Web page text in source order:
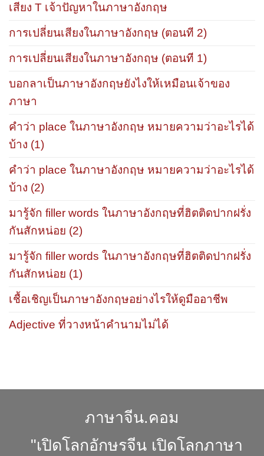
เสียง T เจ้าปัญหาในภาษาอังกฤษ
การเปลี่ยนเสียงในภาษาอังกฤษ (ตอนที 2)
การเปลี่ยนเสียงในภาษาอังกฤษ (ตอนที 1)
บอกลาเป็นภาษาอังกฤษยังไงให้เหมือนเจ้าของ
ภาษา
คำว่า place ในภาษาอังกฤษ หมายความว่าอะไรได้
บ้าง (1)
คำว่า place ในภาษาอังกฤษ หมายความว่าอะไรได้
บ้าง (2)
มารู้จัก filler words ในภาษาอังกฤษที่ฮิตติดปากฝรั่ง
กันสักหน่อย (2)
มารู้จัก filler words ในภาษาอังกฤษที่ฮิตติดปากฝรั่ง
กันสักหน่อย (1)
เชื้อเชิญเป็นภาษาอังกฤษอย่างไรให้ดูมืออาชีพ
Adjective ที่วางหน้าคำนามไม่ได้
ภาษาจีน.คอม
"เปิดโลกอักษรจีน เปิดโลกภาษา